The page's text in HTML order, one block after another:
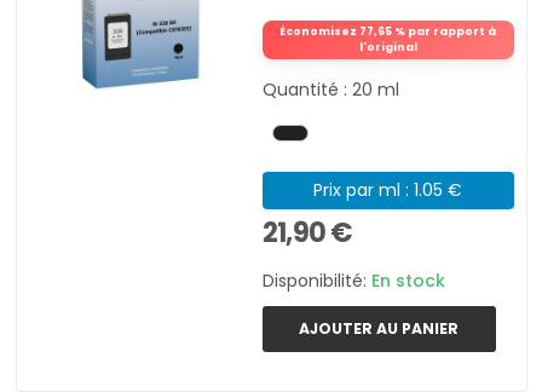
Économisez 77,65 % par rapport à
l'original
Quantité : 20 ml
Prix par ml : 1.05 €
21,90 €
Disponibilité: En stock
AJOUTER AU PANIER